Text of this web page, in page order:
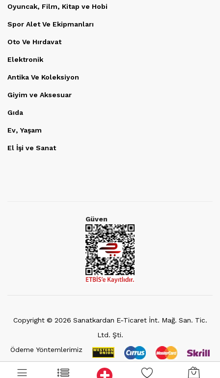
Oyuncak, Film, Kitap ve Hobi
Spor Alet Ve Ekipmanları
Oto Ve Hırdavat
Elektronik
Antika Ve Koleksiyon
Giyim ve Aksesuar
Gıda
Ev, Yaşam
El İşi ve Sanat
Güven
Copyright © 2026 Sanatkardan E-Ticaret İnt. Mağ. San. Tic.
Ltd. Şti.
Ödeme Yöntemlerimiz